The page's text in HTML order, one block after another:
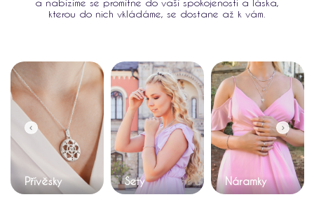
kterou do nich vkládáme, se dostane až k vám.
Přívěsky Sety Náramky